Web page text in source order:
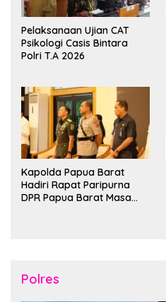
Pelaksanaan Ujian CAT
Psikologi Casis Bintara
Polri T.A 2026
Kapolda Papua Barat
Hadiri Rapat Paripurna
DPR Papua Barat Masa
Polres